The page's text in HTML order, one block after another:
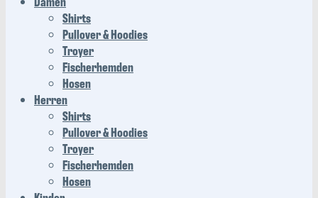
Shirts
Pullover & Hoodies
Troyer
Fischerhemden
Hosen
Herren
Shirts
Pullover & Hoodies
Troyer
Fischerhemden
Hosen